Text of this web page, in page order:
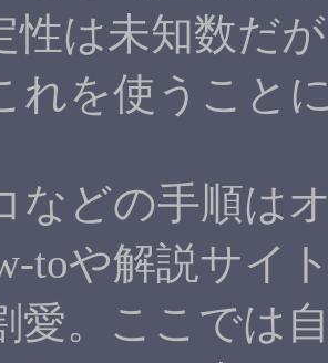
性は未知数だ
れを使うこと
などの手順は
toや解説サイ
愛。ここでは